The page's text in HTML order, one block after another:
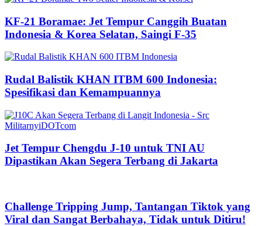
KF-21 Boramae: Jet Tempur Canggih Buatan
Indonesia & Korea Selatan, Saingi F-35
Rudal Balistik KHAN ITBM 600 Indonesia:
Spesifikasi dan Kemampuannya
Jet Tempur Chengdu J-10 untuk TNI AU
Dipastikan Akan Segera Terbang di Jakarta
Challenge Tripping Jump, Tantangan Tiktok yang
Viral dan Sangat Berbahaya, Tidak untuk Ditiru!